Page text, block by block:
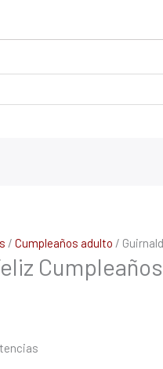
/ Cumpleaños adulto /